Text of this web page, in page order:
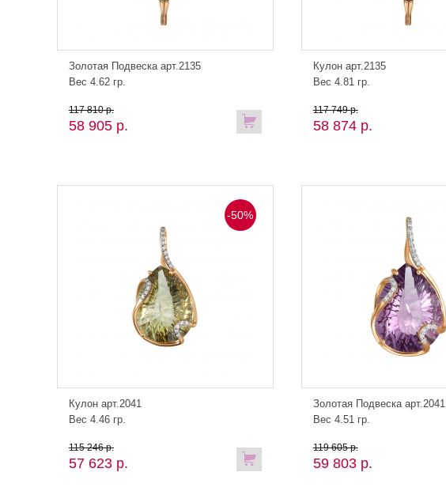
Золотая Подвеска арт.2135
Вес 4.62 гр.
58 905 р.
117 810 р.
Кулон арт.2135
Вес 4.81 гр.
58 874 р.
117 749 р.
-50%
Кулон арт.2041
Вес 4.46 гр.
57 623 р.
115 246 р.
Золотая Подвеска арт.2041
Вес 4.51 гр.
59 803 р.
119 605 р.